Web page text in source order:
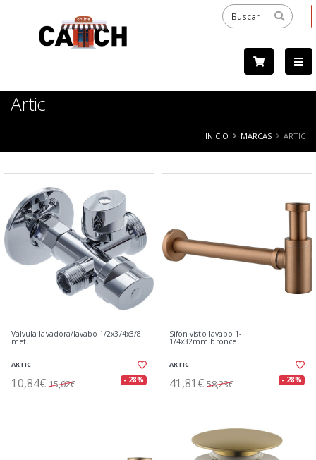
Artic
INICIO MARCAS ARTIC
Valvula lavadora/lavabo 1/2x3/4x3/8
met.
ARTIC
10,84€ 15,02€ - 28%
Sifon visto lavabo 1-
1/4x32mm.bronce
ARTIC
41,81€ 58,23€ - 28%